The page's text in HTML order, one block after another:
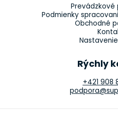
Prevádzkové
Podmienky
Obchodné
Rýchly
+421 908